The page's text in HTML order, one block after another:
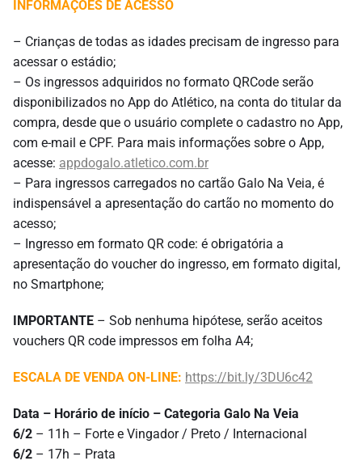
INFORMAÇÕES DE ACESSO
– Crianças de todas as idades precisam de ingresso para
acessar o estádio;
– Os ingressos adquiridos no formato QRCode serão
disponibilizados no App do Atlético, na conta do titular da
compra, desde que o usuário complete o cadastro no App,
com e-mail e CPF. Para mais informações sobre o App,
acesse: appdogalo.atletico.com.br
– Para ingressos carregados no cartão Galo Na Veia, é
indispensável a apresentação do cartão no momento do
acesso;
– Ingresso em formato QR code: é obrigatória a
apresentação do voucher do ingresso, em formato digital,
no Smartphone;
IMPORTANTE – Sob nenhuma hipótese, serão aceitos
vouchers QR code impressos em folha A4;
ESCALA DE VENDA ON-LINE: https://bit.ly/3DU6c42
Data – Horário de início – Categoria Galo Na Veia
6/2 – 11h – Forte e Vingador / Preto / Internacional
6/2 – 17h – Prata